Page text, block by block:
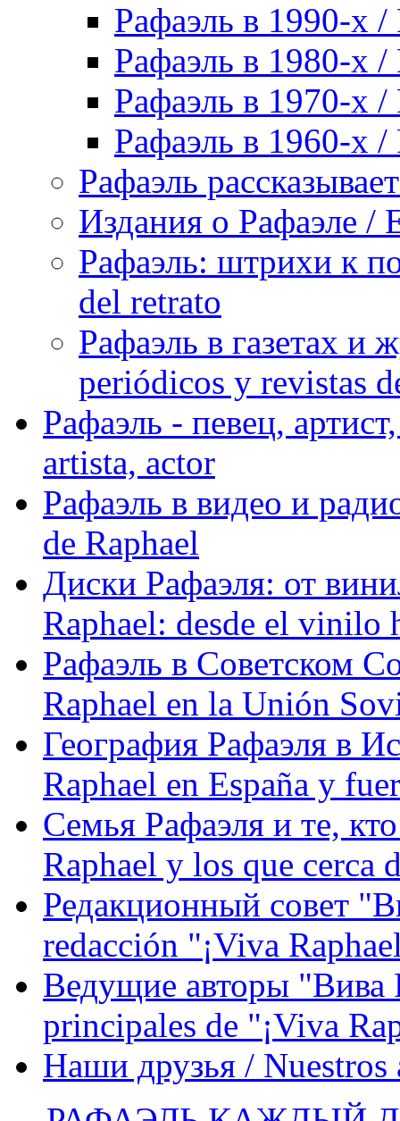
Рафаэль в 1990-х /
Рафаэль в 1980-х /
Рафаэль в 1970-х /
Рафаэль в 1960-х /
Рафаэль
Издания о Рафаэле /
Рафаэль: штрихи к
del retrato
Рафаэль в газетах и
periódicos y revistas
Рафаэль - певец,
artista, actor
Рафаэль в видео и
de Raphael
Диски Рафаэля: от
Raphael: desde el vinilo
Рафаэль в Советском
Raphael en la Unión
География Рафаэля в
Raphael en España y
Семья Рафаэля и те,
Raphael y los que cerca
Редакционный совет
redacción "¡Viva
Ведущие авторы "Вива
principales de "¡Viva
Наши друзья / Nuestros